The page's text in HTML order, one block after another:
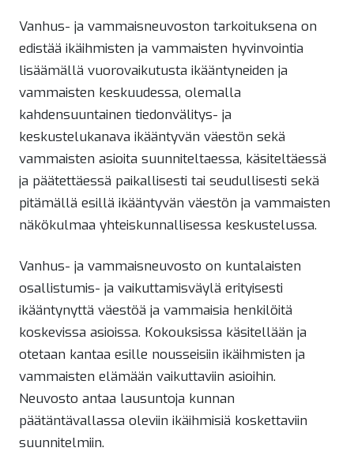
Vanhus- ja vammaisneuvoston tarkoituksena on
edistää ikäihmisten ja vammaisten hyvinvointia
lisäämällä vuorovaikutusta ikääntyneiden ja
vammaisten keskuudessa, olemalla
kahdensuuntainen tiedonvälitys- ja
keskustelukanava ikääntyvän väestön sekä
vammaisten asioita suunniteltaessa, käsiteltäessä
ja päätettäessä paikallisesti tai seudullisesti sekä
pitämällä esillä ikääntyvän väestön ja vammaisten
näkökulmaa yhteiskunnallisessa keskustelussa.
Vanhus- ja vammaisneuvosto on kuntalaisten
osallistumis- ja vaikuttamisväylä erityisesti
ikääntynyttä väestöä ja vammaisia henkilöitä
koskevissa asioissa. Kokouksissa käsitellään ja
otetaan kantaa esille nousseisiin ikäihmisten ja
vammaisten elämään vaikuttaviin asioihin.
Neuvosto antaa lausuntoja kunnan
päätäntävallassa oleviin ikäihmisiä koskettaviin
suunnitelmiin.